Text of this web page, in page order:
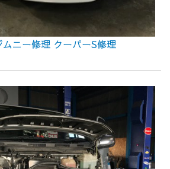
ニー修理 クーパーS修理